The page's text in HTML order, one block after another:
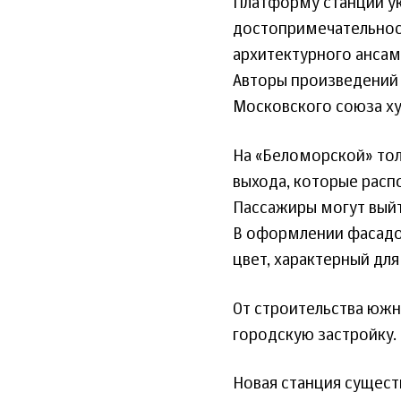
Платформу станции
архитектурного
Авторы
Московского союза
На «Беломорской»
выхода, которые
Пассажиры могут
В оформлении
цвет, характерный
От строительства
городскую застройку.
Новая станция